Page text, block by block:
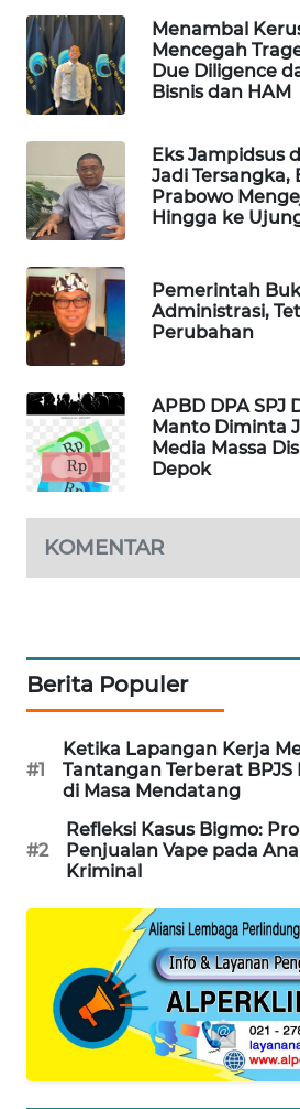
Menambal
Mencegah
Due Diligence
Bisnis dan HAM
Eks Jampidsus
Jadi
Prabowo
Hingga ke
Pemerintah
Administrasi,
Perubahan
APBD DPA SPJ
Manto Diminta
Media Massa
Depok
KOMENTAR
Berita Populer
#1
Ketika Lapangan Kerja
Tantangan Terberat
di Masa Mendatang
#2
Refleksi Kasus Bigmo:
Penjualan Vape pada
Kriminal
NEWS
SIDIKALANG
NEWS
SIBARAGAS
NEWS
METRO
NEWS
METRO
MEDAN
METRO
JAKARTA
NEWS
KRT
JURNAL
HUMBANG
GARONGGANG
ID
ENERGI